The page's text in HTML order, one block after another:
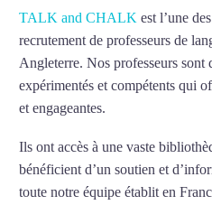
TALK and CHALK est l’une
recrutement de professeurs de
Angleterre. Nos professeurs sont
expérimentés et compétents qui
et engageantes.
Ils ont accès à une vaste
bénéficient d’un soutien et
toute notre équipe établit en